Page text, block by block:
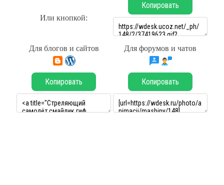
Или кнопкой:
Копировать
Для блогов и сайтов Для форумов и чатов
Копировать Копировать